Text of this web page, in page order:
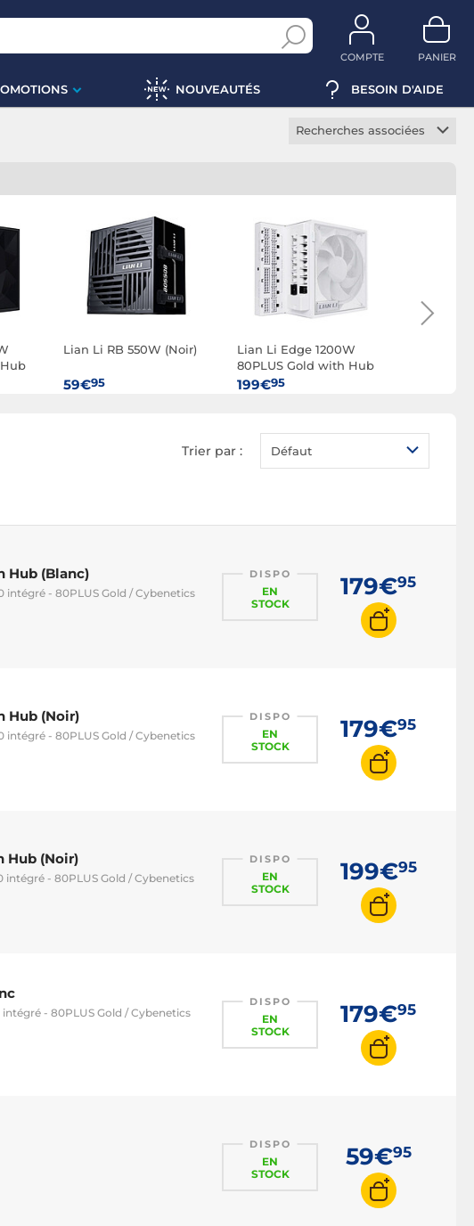
COMPTE PANIER
NOUVEAUTÉS BESOIN D'AIDE
Recherches associées
Alimentation SFX
Alimentation ATX
Alimentation active
Alimentation serveur
Bronze
Alimentation 500W
Alimentation 550W
Alimentation 1000W
Alimentation 1200W
Alimentation PC blanche
Lian Li RB 550W (Noir)
59€95
Lian Li Edge 1200W
80PLUS Gold with Hub
(Blanc)
199€95
Trier par : Défaut
Hub (Blanc)
intégré - 80PLUS Gold / Cybenetics
DISPO
EN
STOCK
179€95
Hub (Noir)
intégré - 80PLUS Gold / Cybenetics
DISPO
EN
STOCK
179€95
Hub (Noir)
intégré - 80PLUS Gold / Cybenetics
DISPO
EN
STOCK
199€95
- 80PLUS Gold / Cybenetics
DISPO
EN
STOCK
179€95
DISPO
EN
STOCK
59€95